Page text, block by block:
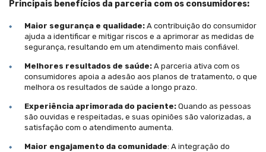
Principais benefícios da parceria com os consumidores:
Maior segurança e qualidade: A contribuição do consumidor
ajuda a identificar e mitigar riscos e a aprimorar as medidas de
segurança, resultando em um atendimento mais confiável.
Melhores resultados de saúde: A parceria ativa com os
consumidores apoia a adesão aos planos de tratamento, o que
melhora os resultados de saúde a longo prazo.
Experiência aprimorada do paciente: Quando as pessoas
são ouvidas e respeitadas, e suas opiniões são valorizadas, a
satisfação com o atendimento aumenta.
Maior engajamento da comunidade: A integração do